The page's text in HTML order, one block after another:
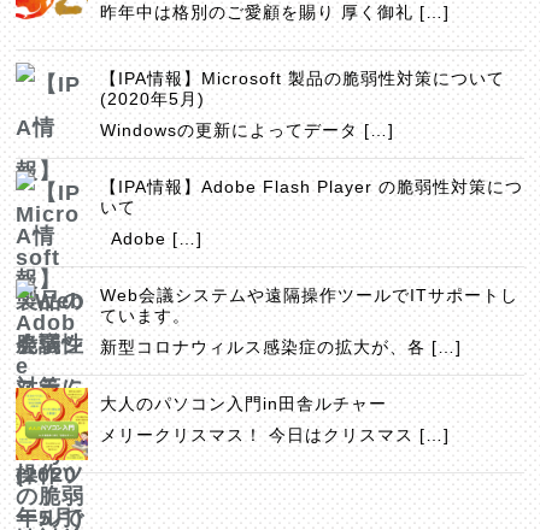
昨年中は格別のご愛顧を賜り 厚く御礼 […]
【IPA情報】Microsoft 製品の脆弱性対策について
(2020年5月)
Windowsの更新によってデータ […]
【IPA情報】Adobe Flash Player の脆弱性対策につ
いて
Adobe […]
Web会議システムや遠隔操作ツールでITサポートし
ています。
新型コロナウィルス感染症の拡大が、各 […]
大人のパソコン入門in田舎ルチャー
メリークリスマス！ 今日はクリスマス […]